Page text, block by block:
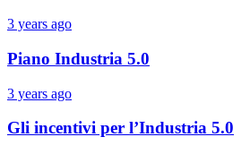
3 years ago
Piano Industria 5.0
3 years ago
Gli incentivi per l’Industria 5.0